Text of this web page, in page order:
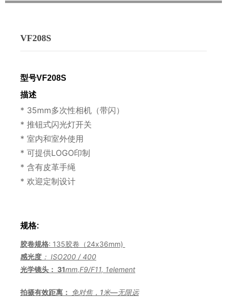
VF208S
型号VF208S
描述
* 35mm多次性相机（带闪）
* 推钮式闪光灯开关
* 室内和室外使用
* 可提供LOGO印制
* 含有皮革手绳
* 欢迎定制设计
规格:
胶卷规格: 135胶卷（24x36mm)
感光度 ： ISO200 / 400
光学镜头： 31mm,F9/F11, 1element
拍摄有效距离： 免对焦，1米—无限远